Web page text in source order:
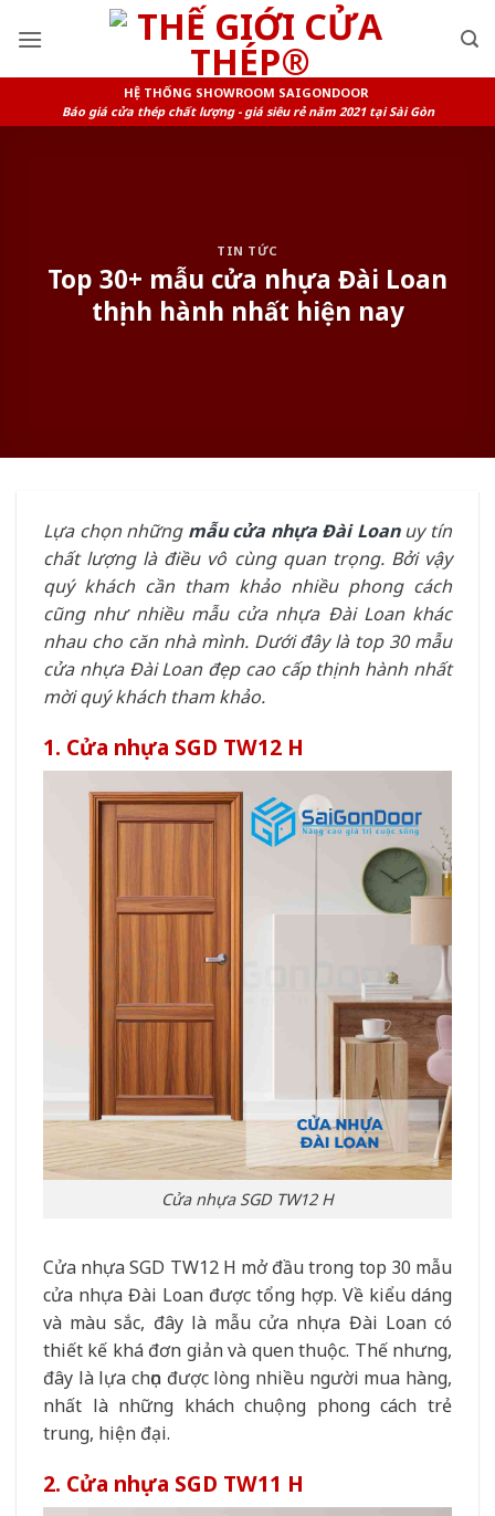
HỆ THỐNG SHOWROOM SAIGONDOOR
Báo giá cửa thép chất lượng - giá siêu rẻ năm 2021 tại Sài Gòn
TIN TỨC
Top 30+ mẫu cửa nhựa Đài Loan
thịnh hành nhất hiện nay
Lựa chọn những mẫu cửa nhựa Đài Loanuy tín
chất lượng là điều vô cùng quan trọng. Bởi vậy
quý khách cần tham khảo nhiều phong cách
cũng như nhiều mẫu cửa nhựa Đài Loan khác
nhau cho căn nhà mình. Dưới đây là top 30 mẫu
cửa nhựa Đài Loan đẹp cao cấp thịnh hành nhất
mời quý khách tham khảo.
1. Cửa nhựa SGD TW12 H
Cửa nhựa SGD TW12 H
Cửa nhựa SGD TW12 H mở đầu trong top 30 mẫu
cửa nhựa Đài Loan được tổng hợp. Về kiểu dáng
và màu sắc, đây là mẫu cửa nhựa Đài Loan có
thiết kế khá đơn giản và quen thuộc. Thế nhưng,
đây là lựa chọn được lòng nhiều người mua hàng,
nhất là những khách chuộng phong cách trẻ
trung, hiện đại.
2. Cửa nhựa SGD TW11 H